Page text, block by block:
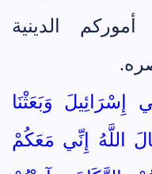
الدينية
إِسْرَائِيلَ وَبَعَثْنَا
اللَّهُ إِنِّي مَعَكُمْ